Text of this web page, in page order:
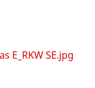
E_RKW SE.jpg